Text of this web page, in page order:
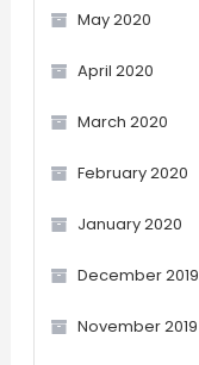
May 2020
April 2020
March 2020
February 2020
January 2020
December 2019
November 2019